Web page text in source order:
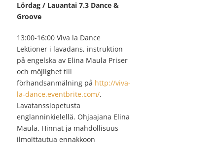
Lördag / Lauantai 7.3 Dance &
Groove
13:00-16:00 Viva la Dance
Lektioner i lavadans, instruktion
på engelska av Elina Maula Priser
och möjlighet till
förhandsanmälning på http://viva-
la-dance.eventbrite.com/.
Lavatanssiopetusta
englanninkielellä. Ohjaajana Elina
Maula. Hinnat ja mahdollisuus
ilmoittautua ennakkoon